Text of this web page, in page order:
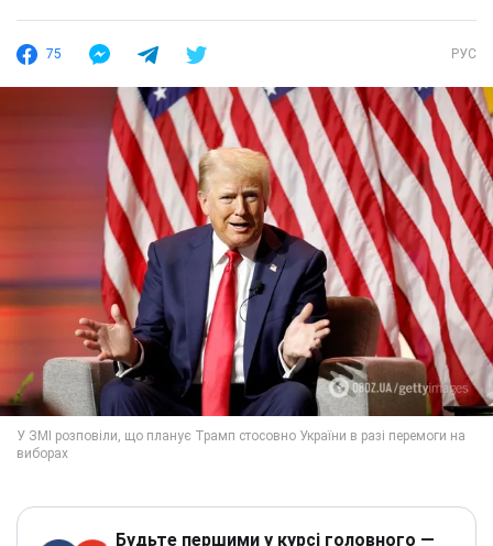
75 РУС
Будьте першими у курсі головного —